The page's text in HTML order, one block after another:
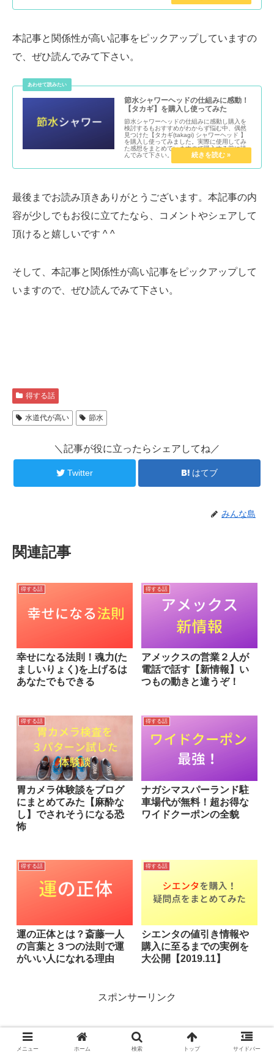
本記事と関係性が高い記事をピックアップしていますの
で、ぜひ読んでみて下さい。
節水シャワーヘッドの仕組みに感動！
【タカギ】を購入し使ってみた
節水シャワーヘッドの仕組みに感動し購入を
検討するもおすすめがわからず悩む中、偶然
見つけた【タカギ(takagi) シャワーヘッド 】
を購入し使ってみました。実際に使用してみ
た感想をまとめていますので購入する前に読
んでみて下さい。
最後までお読み頂きありがとうございます。本記事の内
容が少しでもお役に立てたなら、コメントやシェアして
頂けると嬉しいです ^ ^
そして、本記事と関係性が高い記事をピックアップして
いますので、ぜひ読んでみて下さい。
得する話
水道代が高い 節水
＼記事が役に立ったらシェアしてね／
Twitter はてブ
みんな島
関連記事
得する話
幸せになる法則！魂力(た
ましいりょく)を上げるは
あなたでもできる
得する話
アメックスの営業２人が
電話で話す【新情報】い
つもの動きと違うぞ！
得する話
胃カメラ体験談をブログ
にまとめてみた【麻酔な
し】でされそうになる恐
怖
得する話
ナガシマスパーランド駐
車場代が無料！超お得な
ワイドクーポンの全貌
得する話
運の正体とは？斎藤一人
の言葉と３つの法則で運
がいい人になれる理由
得する話
シエンタの値引き情報や
購入に至るまでの実例を
大公開【2019.11】
スポンサーリンク
メニュー ホーム 検索 トップ サイドバー